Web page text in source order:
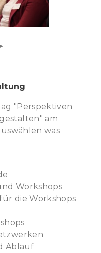
"Perspektiven
am
was
Workshops
die Workshops
Ablauf